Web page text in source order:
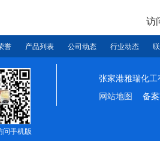
访
誉 产品列表 公司动态 行业动态
问手机版
张家港雅瑞化工
网站地图
备